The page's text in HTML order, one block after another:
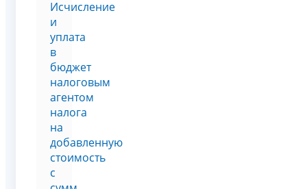
Исчисление
и
уплата
в
бюджет
налоговым
агентом
налога
на
добавленную
стоимость
с